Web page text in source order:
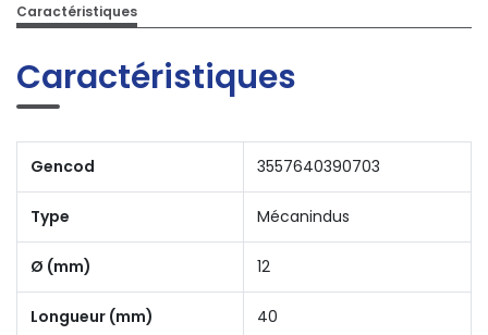
Caractéristiques
Caractéristiques
Gencod 3557640390703
Type Mécanindus
Ø (mm) 12
Longueur (mm) 40